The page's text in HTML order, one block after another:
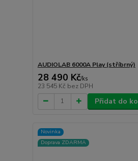
AUDIOLAB 6000A Play (stříbrný)
28 490 Kč/ks
23 545 Kč bez DPH
Přidat do
Novinka
Doprava ZDARMA